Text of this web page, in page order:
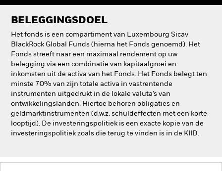
BELEGGINGSDOEL
Het fonds is een compartiment van Luxembourg Sicav
BlackRock Global Funds (hierna het Fonds genoemd). Het
Fonds streeft naar een maximaal rendement op uw
belegging via een combinatie van kapitaalgroei en
inkomsten uit de activa van het Fonds. Het Fonds belegt ten
minste 70% van zijn totale activa in vastrentende
instrumenten uitgedrukt in de lokale valuta’s van
ontwikkelingslanden. Hiertoe behoren obligaties en
geldmarktinstrumenten (d.w.z. schuldeffecten met een korte
looptijd). De investeringspolitiek is een exacte kopie van de
investeringspolitiek zoals die terug te vinden is in de KIID.